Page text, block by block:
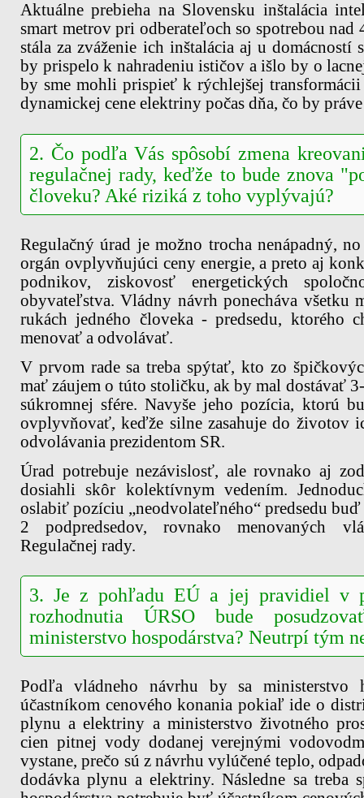
Aktuálne prebieha na Slovensku inštalácia
smart metrov pri odberateľoch so spotrebou
stála za zváženie ich inštalácia aj u domácností
by prispelo k nahradeniu ističov a išlo by o
by sme mohli prispieť k rýchlejšej
dynamickej cene elektriny počas dňa, čo by
2. Čo podľa Vás spôsobí zmena
regulačnej rady, keďže to bude znova
človeku? Aké riziká z toho vyplývajú?
Regulačný úrad je možno trocha nenápadný,
orgán ovplyvňujúci ceny energie, a preto aj
podnikov, ziskovosť energetických
obyvateľstva. Vládny návrh ponecháva všetku
rukách jedného človeka - predsedu, ktorého
menovať a odvolávať.
V prvom rade sa treba spýtať, kto zo
mať záujem o túto stoličku, ak by mal dostávať
súkromnej sfére. Navyše jeho pozícia, ktorú
ovplyvňovať, keďže silne zasahuje do životov
odvolávania prezidentom SR.
Úrad potrebuje nezávislosť, ale rovnako aj
dosiahli skôr kolektívnym vedením.
oslabiť pozíciu „neodvolateľného“ predsedu
2 podpredsedov, rovnako menovaných
Regulačnej rady.
3. Je z pohľadu EÚ a jej pravidiel v
rozhodnutia ÚRSO bude
ministerstvo hospodárstva? Neutrpí tým
Podľa vládneho návrhu by sa ministerstvo
účastníkom cenového konania pokiaľ ide o
plynu a elektriny a ministerstvo životného
cien pitnej vody dodanej verejnými
vystane, prečo sú z návrhu vylúčené teplo,
dodávka plynu a elektriny. Následne sa treba